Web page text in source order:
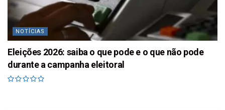
NOTÍCIAS
Eleições 2026: saiba o que pode e o que não pode
durante a campanha eleitoral